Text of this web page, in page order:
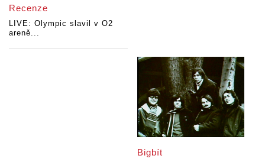
Recenze
LIVE: Olympic slavil v O2
areně...
Bigbít